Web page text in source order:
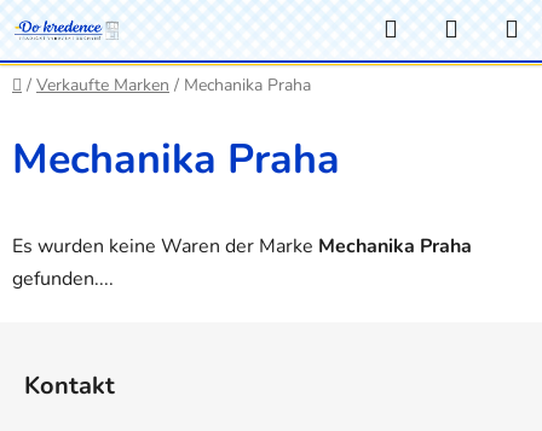
Zum
Inhalt
springen
Suchen
Startseite
/ Verkaufte Marken / Mechanika Praha
Mechanika Praha
Es wurden keine Waren der Marke Mechanika Praha
gefunden....
Kontakt